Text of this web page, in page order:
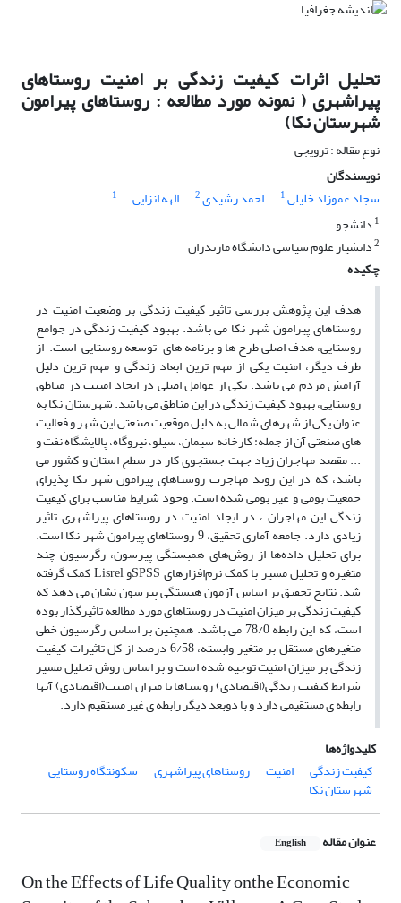
تحلیل اثرات کیفیت زندگی بر امنیت روستاهای
پیراشهری ( نمونه مورد مطالعه : روستاهای پیرامون
شهرستان نکا)
نوع مقاله : ترویجی
نویسندگان
سجاد عموزاد خلیلی1 احمد رشیدی2 الهه انزایی
1
1 دانشجو
2دانشیار علوم سیاسی دانشگاه مازندران
چکیده
هدف این پژوهش بررسی تاثیر کیفیت زندگی بر وضعیت امنیت در
روستاهای پیرامون شهر نکا می باشد. بهبود کیفیت زندگی در جوامع
روستایی، هدف اصلی طرح ها و برنامه های توسعه روستایی است. از
طرف دیگر، امنیت یکی از مهم ترین ابعاد زندگی و مهم ترین دلیل
آرامش مردم می باشد. یکی از عوامل اصلی در ایجاد امنیت در مناطق
روستایی، بهبود کیفیت زندگی در این مناطق می باشد. شهرستان نکا به
عنوان یکی از شهرهای شمالی به دلیل موقعیت صنعتی این شهر و فعالیت
های صنعتی آن از جمله: کارخانه سیمان، سیلو، نیروگاه، پالایشگاه نفت و
... مقصد مهاجران زیاد جهت جستجوی کار در سطح استان و کشور می
باشد، که در این روند مهاجرت روستاهای پیرامون شهر نکا پذیرای
جمعیت بومی و غیر بومی شده است. وجود شرایط مناسب برای کیفیت
زندگی این مهاجران ، در ایجاد امنیت در روستاهای پیراشهری تاثیر
زیادی دارد. جامعه آماری تحقیق، 9 روستاهای پیرامون شهر نکا است.
برای تحلیل داده‌ها از روش‌های همبستگی پیرسون، رگرسیون چند
متغیره و تحلیل مسیر با کمک نرم‌افزارهای SPSSو Lisrel کمک گرفته
شد. نتایج تحقیق بر اساس آزمون هبستگی پیرسون نشان می دهد که
کیفیت زندگی بر میزان امنیت در روستاهای مورد مطالعه تاثیرگذار بوده
است، که این رابطه 78/0 می باشد. همچنین بر اساس رگرسیون خطی
متغیرهای مستقل بر متغیر وابسته، 6/58 درصد از کل تاثیرات کیفیت
زندگی بر میزان امنیت توجیه شده است و بر اساس روش تحلیل مسیر
شرایط کیفیت زندگی(اقتصادی) روستاها با میزان امنیت(اقتصادی) آنها
رابطه ی مستقیمی دارد و با دوبعد دیگر رابطه ی غیر مستقیم دارد.
کلیدواژه‌ها
کیفیت زندگی
امنیت روستاهای پیراشهری سکونتگاه روستایی
شهرستان نکا
عنوان مقاله English
On the Effects of Life Quality onthe Economic